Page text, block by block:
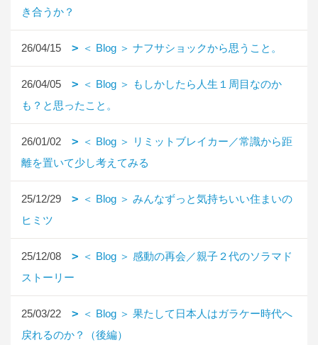
き合うか？
26/04/15 ＜ Blog ＞ ナフサショックから思うこと。
26/04/05
＜ Blog ＞ もしかしたら人生１周目なのか
も？と思ったこと。
26/01/02
＜ Blog ＞ リミットブレイカー／常識から距
離を置いて少し考えてみる
25/12/29
＜ Blog ＞ みんなずっと気持ちいい住まいの
ヒミツ
25/12/08
＜ Blog ＞ 感動の再会／親子２代のソラマド
ストーリー
25/03/22
＜ Blog ＞ 果たして日本人はガラケー時代へ
戻れるのか？（後編）